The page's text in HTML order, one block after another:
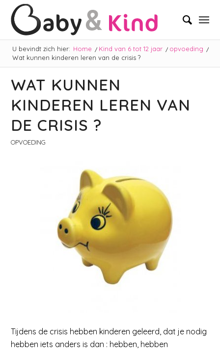
U bevindt zich hier: Home / Kind van 6 tot 12 jaar / opvoeding /
Wat kunnen kinderen leren van de crisis ?
WAT KUNNEN
KINDEREN LEREN VAN
DE CRISIS ?
OPVOEDING
Tijdens de crisis hebben kinderen geleerd, dat je nodig
hebben iets anders is dan : hebben, hebben